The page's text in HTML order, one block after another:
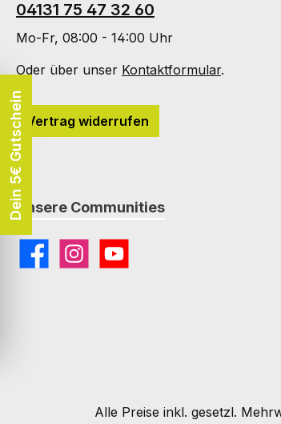
04131 75 47 32 60
Mo-Fr, 08:00 - 14:00 Uhr
Oder über unser Kontaktformular.
Vertrag widerrufen
Unsere Communities
FacebookInstagramYouTube
Alle Preise inkl. gesetzl.
Dein 5€ Gutschein